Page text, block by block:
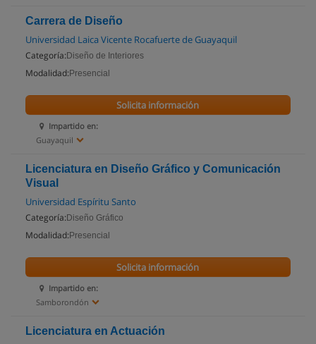
Carrera de Diseño
Universidad Laica Vicente Rocafuerte de Guayaquil
Categoría: Diseño de Interiores
Modalidad: Presencial
Impartido en:
Guayaquil
Solicita información
Licenciatura en Diseño Gráfico y Comunicación
Visual
Universidad Espíritu Santo
Categoría: Diseño Gráfico
Modalidad: Presencial
Impartido en:
Samborondón
Solicita información
Licenciatura en Actuación